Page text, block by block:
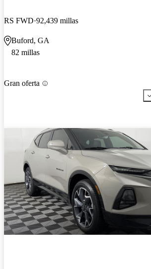
RS FWD 92,439 millas
Buford, GA
82 millas
Gran oferta